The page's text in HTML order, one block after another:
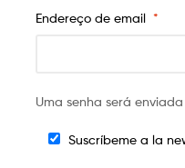
Endereço de email *
Uma senha será
Suscríbeme a la